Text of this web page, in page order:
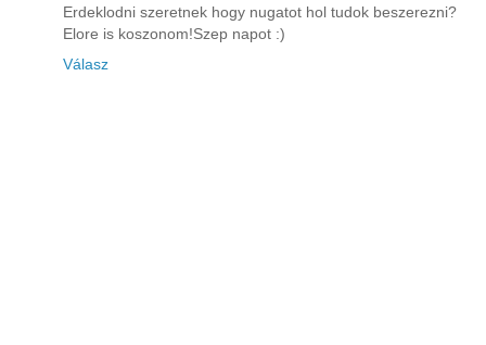
Erdeklodni szeretnek hogy nugatot hol tudok beszerezni?
Elore is koszonom!Szep napot :)
Válasz